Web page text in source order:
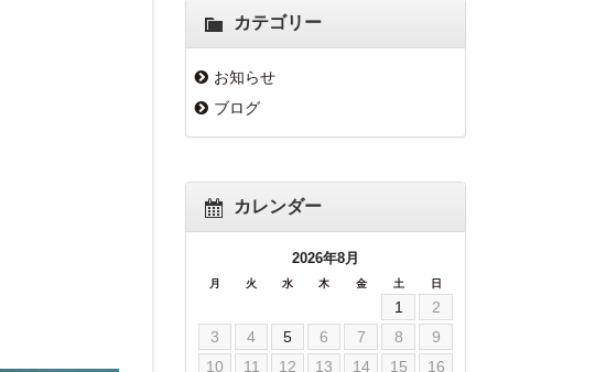
カテゴリー
お知らせ
ブログ
カレンダー
2026年8月
月 火 水 木 金 土 日
1
2
3
4 5 6 7 8
9
10
11 12 13 14 15
16